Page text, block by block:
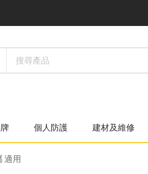
個人防護 建材及維修
適用